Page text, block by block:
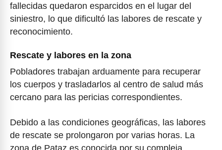
fallecidas quedaron esparcidos en el lugar del
siniestro, lo que dificultó las labores de rescate y
reconocimiento.
Rescate y labores en la zona
Pobladores trabajan arduamente para recuperar
los cuerpos y trasladarlos al centro de salud más
cercano para las pericias correspondientes.
Debido a las condiciones geográficas, las labores
de rescate se prolongaron por varias horas. La
zona de Pataz es conocida por su compleja